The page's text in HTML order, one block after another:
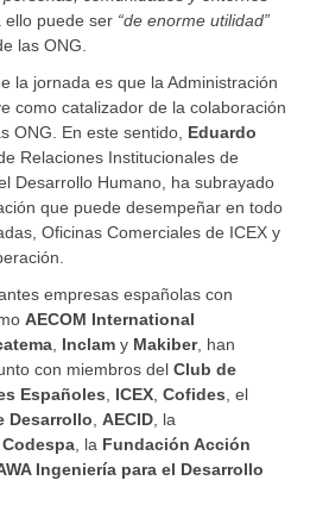
ello puede ser “de enorme utilidad”
las ONG.
la jornada es que la Administración
como catalizador de la colaboración
ONG. En este sentido, Eduardo
Relaciones Institucionales de
Desarrollo Humano, ha subrayado
que puede desempeñar en todo
Oficinas Comerciales de ICEX y
empresas españolas con
AECOM International
Inclam y Makiber, han
con miembros del Club de
Españoles
ICEX Cofides , el
Desarrollo AECID , la
Codespa , la Fundación Acción
Ingeniería para el Desarrollo